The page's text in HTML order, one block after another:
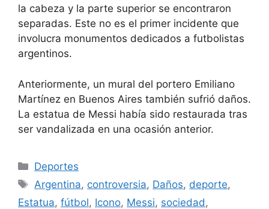
la cabeza y la parte superior se encontraron
separadas. Este no es el primer incidente que
involucra monumentos dedicados a futbolistas
argentinos.
Anteriormente, un mural del portero Emiliano
Martínez en Buenos Aires también sufrió daños.
La estatua de Messi había sido restaurada tras
ser vandalizada en una ocasión anterior.
Categorías
Deportes
Etiquetas
Argentina, controversia, Daños, deporte,
Estatua, fútbol, Icono, Messi, sociedad ,